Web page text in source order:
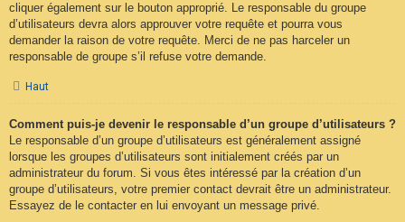
cliquer également sur le bouton approprié. Le responsable du groupe
d’utilisateurs devra alors approuver votre requête et pourra vous
demander la raison de votre requête. Merci de ne pas harceler un
responsable de groupe s’il refuse votre demande.
Haut
Comment puis-je devenir le responsable d’un groupe d’utilisateurs ?
Le responsable d’un groupe d’utilisateurs est généralement assigné
lorsque les groupes d’utilisateurs sont initialement créés par un
administrateur du forum. Si vous êtes intéressé par la création d’un
groupe d’utilisateurs, votre premier contact devrait être un administrateur.
Essayez de le contacter en lui envoyant un message privé.